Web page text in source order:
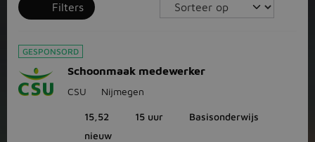
Filters
GESPONSORD
Schoonmaak medewerker
CSU Nijmegen
15,52 15 uur
Basisonderwijs
nieuw